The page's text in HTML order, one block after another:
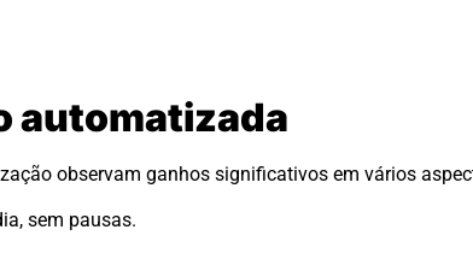
automatizada
observam ganhos significativos em vários
sem pausas.